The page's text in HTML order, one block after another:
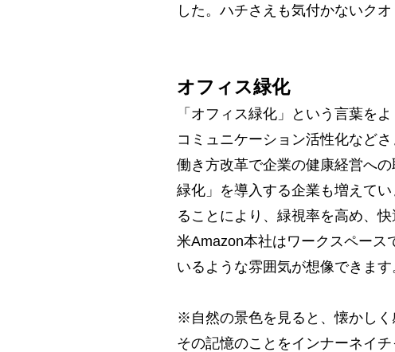
した。ハチさえも気付かないクオ
オフィス緑化
「オフィス緑化」という言葉を
コミュニケーション活性化など
働き方改革で企業の健康経営へ
緑化」を導入する企業も増えて
ることにより、緑視率を高め、
米Amazon本社はワークスペース
いるような雰囲気が想像できます
※自然の景色を見ると、懐かし
その記憶のことをインナーネイ